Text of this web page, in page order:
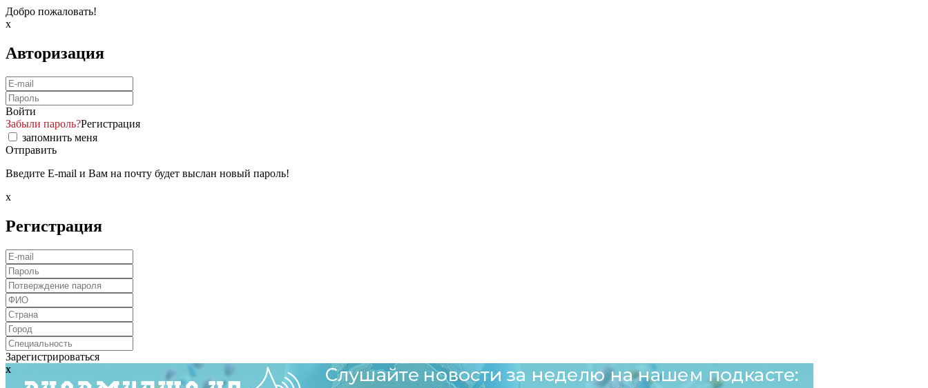
Добро пожаловать!
x
Авторизация
Войти
Забыли пароль?Регистрация
запомнить меня
Отправить
Введите E-mail и Вам на почту будет выслан новый пароль!
x
Регистрация
Зарегистрироваться
x
x